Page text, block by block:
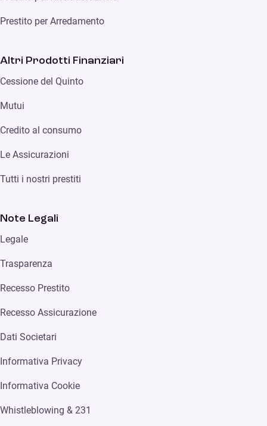
Prestito per Arredamento
Altri Prodotti Finanziari
Cessione del Quinto
Mutui
Credito al consumo
Le Assicurazioni
Tutti i nostri prestiti
Note Legali
Legale
Trasparenza
Recesso Prestito
Recesso Assicurazione
Dati Societari
Informativa Privacy
Informativa Cookie
Whistleblowing & 231